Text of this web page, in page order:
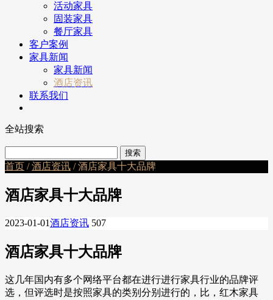
活动家具
固装家具
餐厅家具
客户案例
家具新闻
家具新闻
酒店资讯
联系我们
全站搜索
首页 /酒店资讯 / 酒店家具十大品牌
酒店家具十大品牌
2023-01-01酒店资讯 507
酒店家具十大品牌
这几年国内有多个网络平台都在进行进行家具行业的品牌评
选，但评选时是按照家具的类别分别进行的，比，红木家具